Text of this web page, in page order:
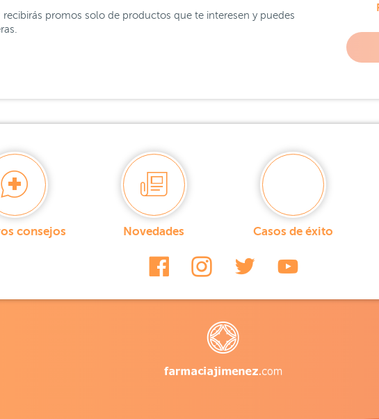
promos solo de productos que te interesen y puedes
consejos Novedades Casos de éxito